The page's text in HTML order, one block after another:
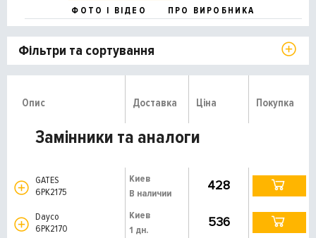
ФОТО І ВІДЕО
ПРО ВИРОБНИКА
Фільтри та сортування
Опис Доставка Ціна Покупка
Замінники та аналоги
GATES
6PK2175
Киев
В наличии
428
Dayco
6PK2170
Киев
1 дн.
536